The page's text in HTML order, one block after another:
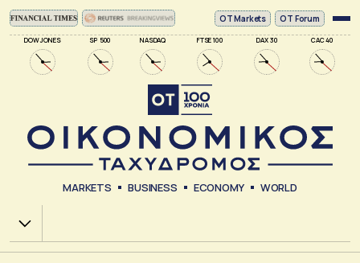
DOW JONES SP 500 NASDAQ FTSE 100 DAX 30 CAC 40
ΟΤ Markets OT Forum
MARKETS BUSINESS ECONOMY WORLD
Χ.Α.